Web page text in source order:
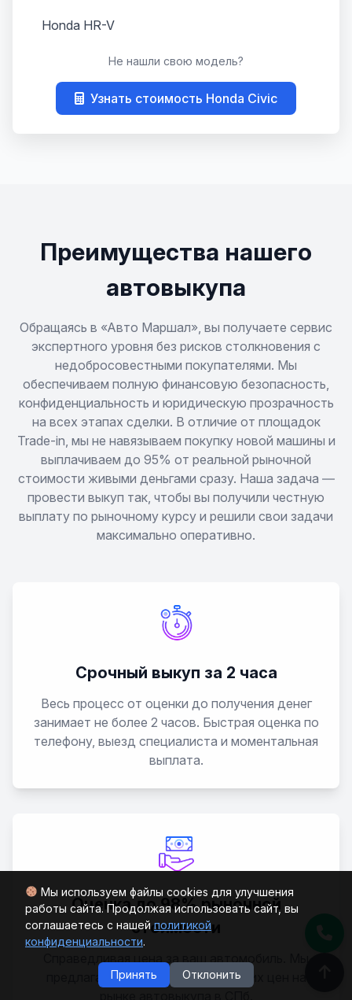
Мы используем файлы cookies для улучшения
работы сайта. Продолжая использовать сайт, вы
соглашаетесь с нашейполитикой
конфиденциальности.
Принять Отклонить
Honda HR-V
Honda Odyssey
Не нашли свою модель?
Узнать стоимость Honda Civic
Преимущества нашего
автовыкупа
Обращаясь в «Авто Маршал», вы получаете сервис
экспертного уровня без рисков столкновения с
недобросовестными покупателями. Мы
обеспечиваем полную финансовую безопасность,
конфиденциальность и юридическую прозрачность
на всех этапах сделки. В отличие от площадок
Trade-in, мы не навязываем покупку новой машины и
выплачиваем до 95% от реальной рыночной
стоимости живыми деньгами сразу. Наша задача —
провести выкуп так, чтобы вы получили честную
выплату по рыночному курсу и решили свои задачи
максимально оперативно.
Срочный выкуп за 2 часа
Весь процесс от оценки до получения денег
занимает не более 2 часов. Быстрая оценка по
телефону, выезд специалиста и моментальная
выплата.
Оценка до 98% рыночной
стоимости
предлагаем одни из самых высоких цен на